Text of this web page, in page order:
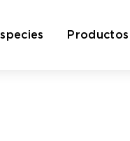
Productos